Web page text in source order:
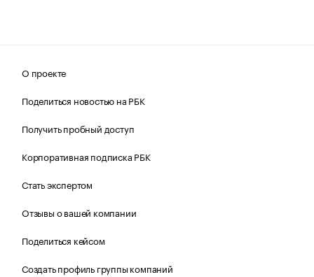
О проекте
Поделиться новостью на РБК
Получить пробный доступ
Корпоративная подписка РБК
Стать экспертом
Отзывы о вашей компании
Поделиться кейсом
Создать профиль группы компаний